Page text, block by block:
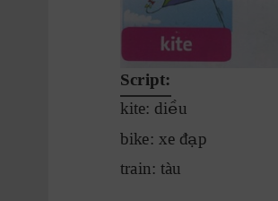
Script:
kite: di u
ề
bike: xe đ p
ạ
train: tàu